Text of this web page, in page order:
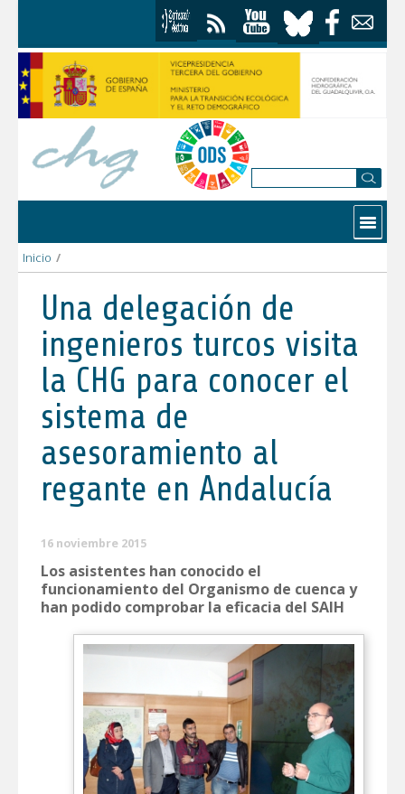
Contactar
Inicio /
Una delegación de
ingenieros turcos visita
la CHG para conocer el
sistema de
asesoramiento al
regante en Andalucía
16 noviembre 2015
Los asistentes han conocido el
funcionamiento del Organismo de cuenca y
han podido comprobar la eficacia del SAIH